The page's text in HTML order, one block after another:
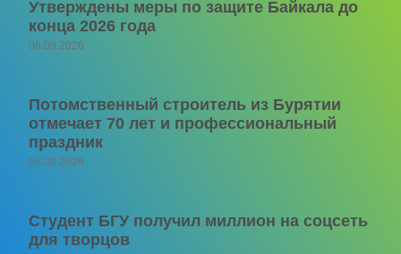
Утверждены меры по защите Байкала до
конца 2026 года
06.08.2026
Потомственный строитель из Бурятии
отмечает 70 лет и профессиональный
праздник
06.08.2026
Студент БГУ получил миллион на соцсеть
для творцов